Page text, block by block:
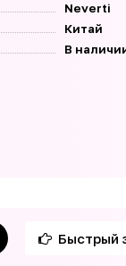
Neverti
Китай
В
Быстрый